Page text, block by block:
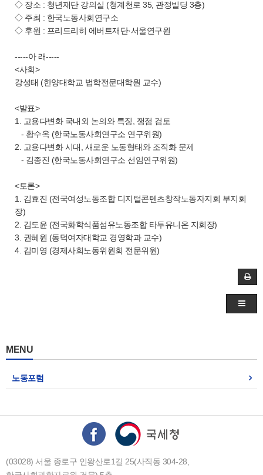
◇ 장소 : 청년재단 강의실 (청계천로 35, 관정빌딩 3층)
◇ 주최 : 한국노동사회연구소
◇ 후원 : 프리드리히 에버트재단·서울연구원
-----아 래-----
<사회>
강성태 (한양대학교 법학전문대학원 교수)
<발표>
1. 고용다변화 국내외 논의와 특징, 쟁점 검토
- 황수옥 (한국노동사회연구소 연구위원)
2. 고용다변화 시대, 새로운 노동형태와 조직화 문제
- 김종진 (한국노동사회연구소 선임연구위원)
<토론>
1. 김효진 (전국여성노동조합 디지털콘텐츠창작노동자지회 부지회
장)
2. 김도윤 (전국화학식품섬유노동조합 타투유니온 지회장)
3. 권혜원 (동덕여자대학교 경영학과 교수)
4. 김미영 (경제사회노동위원회 전문위원)
MENU
노동포럼
(03028) 서울 종로구 인왕산로1길 25(사직동 304-28,